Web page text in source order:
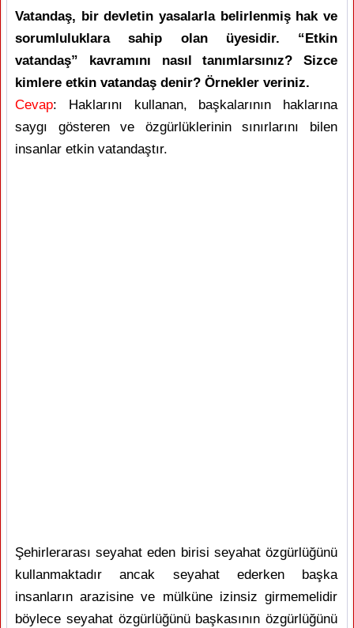
Vatandaş, bir devletin yasalarla belirlenmiş hak ve
sorumluluklara sahip olan üyesidir. “Etkin
vatandaş” kavramını nasıl tanımlarsınız? Sizce
kimlere etkin vatandaş denir? Örnekler veriniz.
Cevap: Haklarını kullanan, başkalarının haklarına
saygı gösteren ve özgürlüklerinin sınırlarını bilen
insanlar etkin vatandaştır.
Şehirlerarası seyahat eden birisi seyahat özgürlüğünü
kullanmaktadır ancak seyahat ederken başka
insanların arazisine ve mülküne izinsiz girmemelidir
böylece seyahat özgürlüğünü başkasının özgürlüğünü